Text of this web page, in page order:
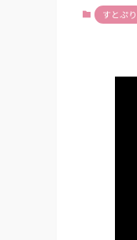
すとぷり